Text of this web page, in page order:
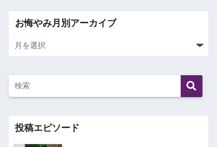
お悔やみ月別アーカイブ
投稿エピソード